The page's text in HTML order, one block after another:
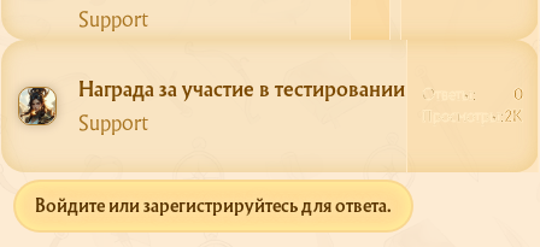
Сайт
О сервере
Скачать
Support
к
ы
Награда за участие в тестировании
Support
Ответы
0
Просмотры 2K
Войдите или зарегистрируйтесь для ответа.